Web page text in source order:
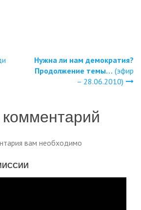
Нужна ли нам демократия?
Продолжение темы… (эфир
– 28.06.2010)
вам необходимо